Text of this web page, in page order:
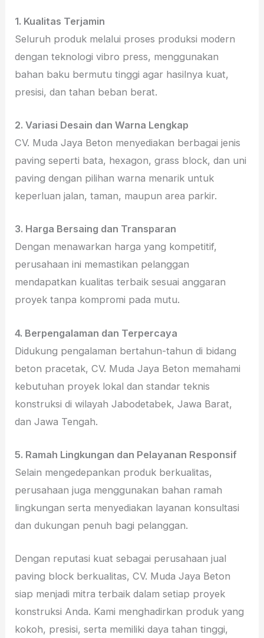
1. Kualitas Terjamin
Seluruh produk melalui proses produksi modern
dengan teknologi vibro press, menggunakan
bahan baku bermutu tinggi agar hasilnya kuat,
presisi, dan tahan beban berat.
2. Variasi Desain dan Warna Lengkap
CV. Muda Jaya Beton menyediakan berbagai jenis
paving seperti bata, hexagon, grass block, dan uni
paving dengan pilihan warna menarik untuk
keperluan jalan, taman, maupun area parkir.
3. Harga Bersaing dan Transparan
Dengan menawarkan harga yang kompetitif,
perusahaan ini memastikan pelanggan
mendapatkan kualitas terbaik sesuai anggaran
proyek tanpa kompromi pada mutu.
4. Berpengalaman dan Terpercaya
Didukung pengalaman bertahun-tahun di bidang
beton pracetak, CV. Muda Jaya Beton memahami
kebutuhan proyek lokal dan standar teknis
konstruksi di wilayah Jabodetabek, Jawa Barat,
dan Jawa Tengah.
5. Ramah Lingkungan dan Pelayanan Responsif
Selain mengedepankan produk berkualitas,
perusahaan juga menggunakan bahan ramah
lingkungan serta menyediakan layanan konsultasi
dan dukungan penuh bagi pelanggan.
Dengan reputasi kuat sebagai perusahaan jual
paving block berkualitas, CV. Muda Jaya Beton
siap menjadi mitra terbaik dalam setiap proyek
konstruksi Anda. Kami menghadirkan produk yang
kokoh, presisi, serta memiliki daya tahan tinggi,